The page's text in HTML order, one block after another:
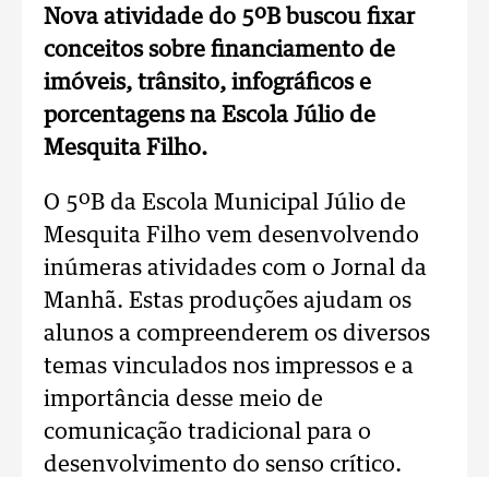
Nova atividade do 5ºB buscou fixar
conceitos sobre financiamento de
imóveis, trânsito, infográficos e
porcentagens na Escola Júlio de
Mesquita Filho.
O 5ºB da Escola Municipal Júlio de
Mesquita Filho vem desenvolvendo
inúmeras atividades com o Jornal da
Manhã. Estas produções ajudam os
alunos a compreenderem os diversos
temas vinculados nos impressos e a
importância desse meio de
comunicação tradicional para o
desenvolvimento do senso crítico.